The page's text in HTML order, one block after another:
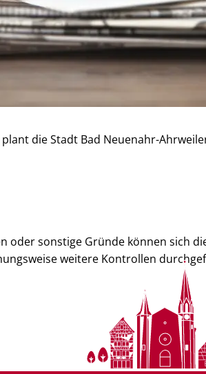
die Stadt Bad Neuenahr-
oder sonstige Gründe können sich
weitere Kontrollen